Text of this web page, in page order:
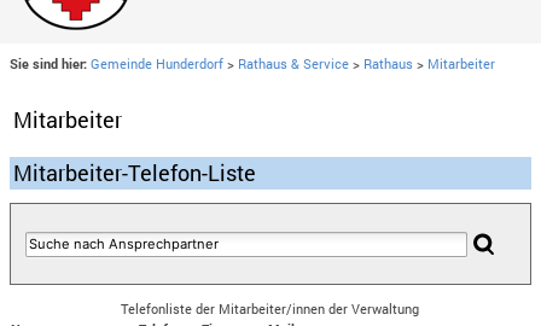
Sie sind hier: Gemeinde Hunderdorf > Rathaus & Service > Rathaus > Mitarbeiter
Mitarbeiter
Mitarbeiter-Telefon-Liste
Telefonliste der Mitarbeiter/innen der Verwaltung